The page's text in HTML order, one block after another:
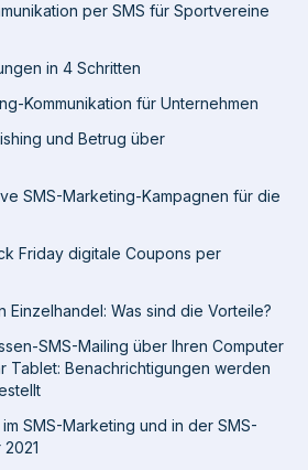
per SMS für Sportvereine
in 4 Schritten
Kommunikation für Unternehmen
und Betrug über
SMS-Marketing-Kampagnen für die
Friday digitale Coupons per
Einzelhandel: Was sind die Vorteile?
SMS-Mailing über Ihren Computer
Tablet: Benachrichtigungen werden
SMS-Marketing und in der SMS-